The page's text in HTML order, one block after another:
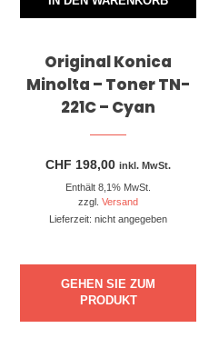
Original Konica
Minolta – Toner TN-
221C – Cyan
CHF 198,00 inkl. MwSt.
Enthält 8,1% MwSt.
zzgl.Versand
Lieferzeit: nicht angegeben
GEHEN SIE ZUM
PRODUKT